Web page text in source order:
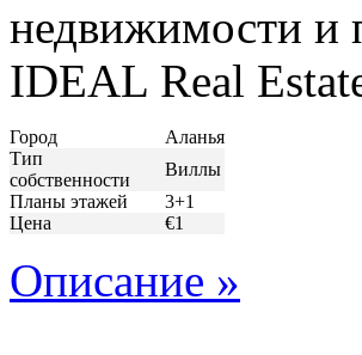
недвижимости и
IDEAL Real
Город
Аланья
Тип
собственности
Виллы
Планы этажей
3+1
Цена
€1
Описание »